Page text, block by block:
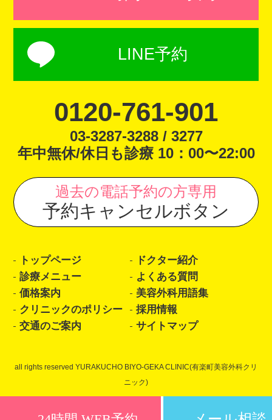
LINE予約
0120-761-901
03-3287-3288 / 3277
年中無休/休日も診療 10：00〜22:00
過去の電話予約の方専用
予約キャンセルボタン
トップページ
ドクター紹介
診療メニュー
よくある質問
価格案内
美容外科用語集
クリニックのポリシー
採用情報
交通のご案内
サイトマップ
all rights reserved YURAKUCHO BIYO-GEKA CLINIC(有楽町美容外科クリ
ニック)